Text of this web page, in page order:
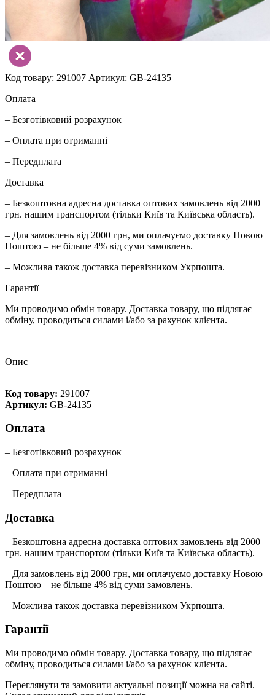
Код товару: 291007 Артикул: GB-24135
Оплата
– Безготівковий розрахунок
– Оплата при отриманні
– Передплата
Доставка
– Безкоштовна адресна доставка оптових замовлень від 2000
грн. нашим транспортом (тільки Київ та Київська область).
– Для замовлень від 2000 грн, ми оплачуємо доставку Новою
Поштою – не більше 4% від суми замовлень.
– Можлива також доставка перевізником Укрпошта.
Гарантії
Ми проводимо обмін товару. Доставка товару, що підлягає
обміну, проводиться силами і/або за рахунок клієнта.
Опис
Код товару: 291007
Артикул: GB-24135
Оплата
– Безготівковий розрахунок
– Оплата при отриманні
– Передплата
Доставка
– Безкоштовна адресна доставка оптових замовлень від 2000
грн. нашим транспортом (тільки Київ та Київська область).
– Для замовлень від 2000 грн, ми оплачуємо доставку Новою
Поштою – не більше 4% від суми замовлень.
– Можлива також доставка перевізником Укрпошта.
Гарантії
Ми проводимо обмін товару. Доставка товару, що підлягає
обміну, проводиться силами і/або за рахунок клієнта.
Переглянути та замовити актуальні позиції можна на сайті.